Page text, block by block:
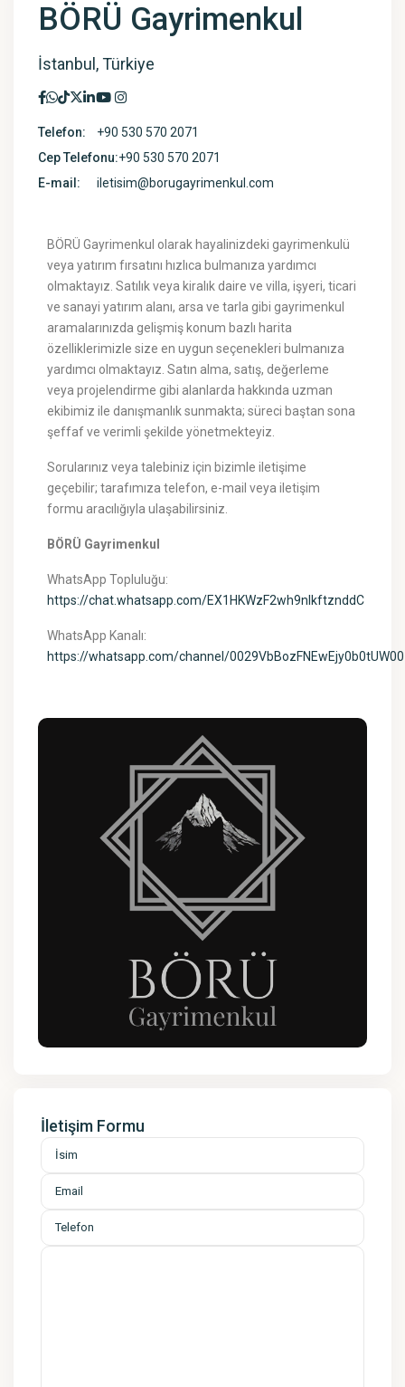
BÖRÜ Gayrimenkul
İstanbul, Türkiye
Telefon:
+90 530 570 2071
Cep Telefonu:+90 530 570 2071
E-mail:
iletisim@borugayrimenkul.com
BÖRÜ Gayrimenkul olarak hayalinizdeki gayrimenkulü
veya yatırım fırsatını hızlıca bulmanıza yardımcı
olmaktayız. Satılık veya kiralık daire ve villa, işyeri, ticari
ve sanayi yatırım alanı, arsa ve tarla gibi gayrimenkul
aramalarınızda gelişmiş konum bazlı harita
özelliklerimizle size en uygun seçenekleri bulmanıza
yardımcı olmaktayız. Satın alma, satış, değerleme
veya projelendirme gibi alanlarda hakkında uzman
ekibimiz ile danışmanlık sunmakta; süreci baştan sona
şeffaf ve verimli şekilde yönetmekteyiz.
Sorularınız veya talebiniz için bizimle iletişime
geçebilir; tarafımıza telefon, e-mail veya iletişim
formu aracılığıyla ulaşabilirsiniz.
BÖRÜ Gayrimenkul
WhatsApp Topluluğu:
https://chat.whatsapp.com/EX1HKWzF2wh9nIkftznddC
WhatsApp Kanalı:
https://whatsapp.com/channel/0029VbBozFNEwEjy0b0tUW00
İletişim Formu